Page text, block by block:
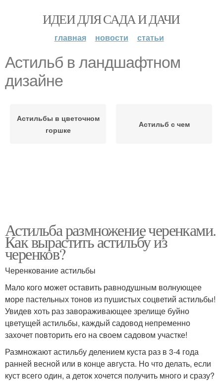
ИДЕИ ДЛЯ САДА И ДАЧИ
главная новости статьи
Астильб в ландшафтном
дизайне
Астильбы в цветочном
горшке
Астильб с чем
Астильба размножение черенками.
Как вырастить астильбу из
черенков?
Черенкование астильбы
Мало кого может оставить равнодушным волнующее
море пастельных тонов из пушистых соцветий астильбы!
Увидев хоть раз завораживающее зрелище буйно
цветущей астильбы, каждый садовод непременно
захочет повторить его на своем садовом участке!
Размножают астильбу делением куста раз в 3-4 года
ранней весной или в конце августа. Но что делать, если
куст всего один, а деток хочется получить много и сразу?